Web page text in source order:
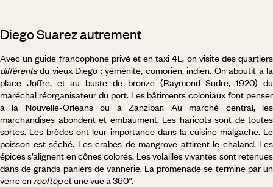
Diego Suarez autrement
Avec un guide francophone privé et en taxi 4L, on visite des quartiers
différentsdu vieux Diego : yéménite, comorien, indien. On aboutit à la
place Joffre, et au buste de bronze (Raymond Sudre, 1920) du
maréchal réorganisateur du port. Les bâtiments coloniaux font penser
à la Nouvelle-Orléans ou à Zanzibar. Au marché central, les
marchandises abondent et embaument. Les haricots sont de toutes
sortes. Les brèdes ont leur importance dans la cuisine malgache. Le
poisson est séché. Les crabes de mangrove attirent le chaland. Les
épices s’alignent en cônes colorés. Les volailles vivantes sont retenues
dans de grands paniers de vannerie. La promenade se termine par un
verre en rooftopet une vue à 360°.